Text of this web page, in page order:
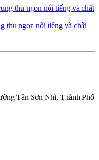
thu ngon nổi tiếng và chất
Tân Sơn Nhì, Thành Phố